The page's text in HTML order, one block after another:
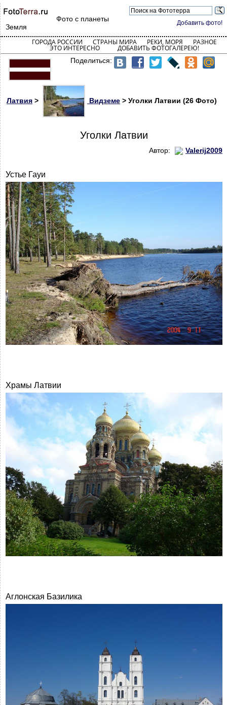
Добавить фото!
Фото с планеты
Земля
ГОРОДА РОССИИ СТРАНЫ МИРА РЕКИ, МОРЯ РАЗНОЕ
ЭТО ИНТЕРЕСНО ДОБАВИТЬ ФОТОГАЛЕРЕЮ!
Поделиться:
Латвия > Видземе > Уголки Латвии (26 Фото)
Уголки Латвии
Автор: Valerij2009
Устье Гауи
Храмы Латвии
Аглонская Базилика